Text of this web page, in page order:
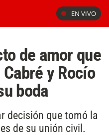
EN VIVO
de amor que
y Rocío
boda
decisión que tomó la
de su unión civil.